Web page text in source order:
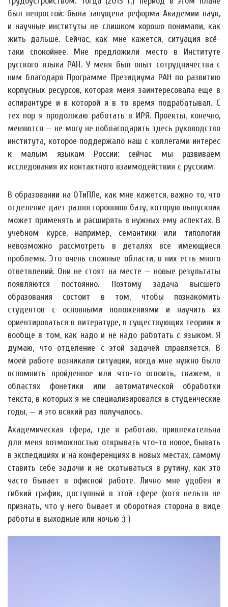
был непростой: была запущена реформа Академии наук,
и научные институты не слишком хорошо понимали, как
жить дальше. Сейчас, как мне кажется, ситуация всё-
таки спокойнее. Мне предложили место в Институте
русского языка РАН. У меня был опыт сотрудничества с
ним благодаря Программе Президиума РАН по развитию
корпусных ресурсов, которая меня заинтересовала еще в
аспирантуре и в которой я в то время подрабатывал. С
тех пор я продолжаю работать в ИРЯ. Проекты, конечно,
меняются — не могу не поблагодарить здесь руководство
института, которое поддержало наш с коллегами интерес
к малым языкам России: сейчас мы развиваем
исследования их контактного взаимодействия с русским.
В образовании на ОТиПЛе, как мне кажется, важно то, что
отделение дает разностороннюю базу, которую выпускник
может применять и расширять в нужных ему аспектах. В
учебном курсе, например, семантики или типологии
невозможно рассмотреть в деталях все имеющиеся
проблемы. Это очень сложные области, в них есть много
ответвлений. Они не стоят на месте — новые результаты
появляются постоянно. Поэтому задача высшего
образования состоит в том, чтобы познакомить
студентов с основными положениями и научить их
ориентироваться в литературе, в существующих теориях и
вообще в том, как надо и не надо работать с языком. Я
думаю, что отделение с этой задачей справляется. В
моей работе возникали ситуации, когда мне нужно было
вспомнить пройденное или что-то освоить, скажем, в
областях фонетики или автоматической обработки
текста, в которых я не специализировался в студенческие
годы, — и это всякий раз получалось.
Академическая сфера, где я работаю, привлекательна
для меня возможностью открывать что-то новое, бывать
в экспедициях и на конференциях в новых местах, самому
ставить себе задачи и не скатываться в рутину, как это
часто бывает в офисной работе. Лично мне удобен и
гибкий график, доступный в этой сфере (хотя нельзя не
признать, что у него бывает и оборотная сторона в виде
работы в выходные или ночью :) )